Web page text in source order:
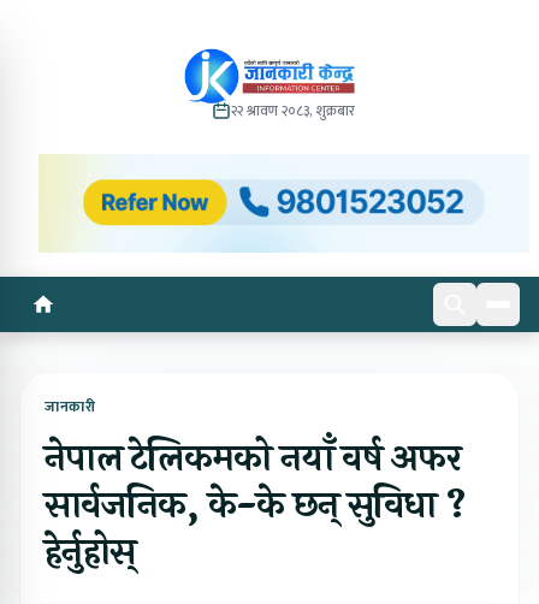
२२ श्रावण २०८३, शुक्रबार
जानकारी
नेपाल टेलिकमको नयाँ वर्ष अफर
सार्वजनिक, के-के छन् सुविधा ?
हेर्नुहोस्